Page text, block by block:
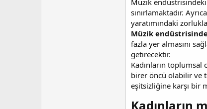
Müzik endüstrisindeki
sınırlamaktadır.
yaratımındaki
Müzik
fazla yer almasını
getirecektir.
Kadınların
birer öncü olabilir ve
eşitsizliğine karşı bir
Kadınların